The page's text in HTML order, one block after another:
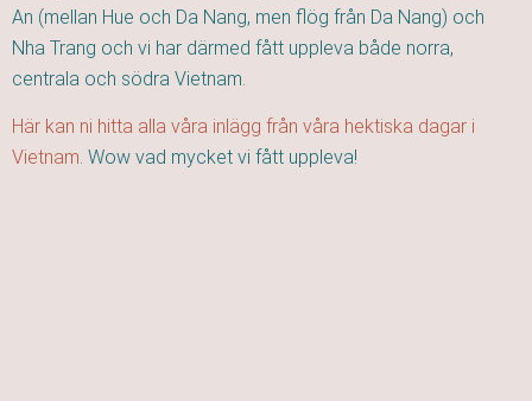
An (mellan Hue och Da Nang, men flög från Da Nang) och
Nha Trang och vi har därmed fått uppleva både norra,
centrala och södra Vietnam.
Här kan ni hitta alla våra inlägg från våra hektiska dagar i
Vietnam. Wow vad mycket vi fått uppleva!